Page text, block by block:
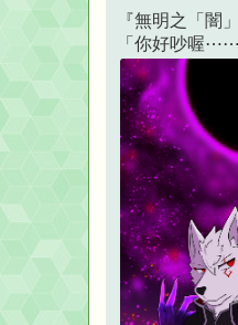
『無明之「闇
「你好吵喔